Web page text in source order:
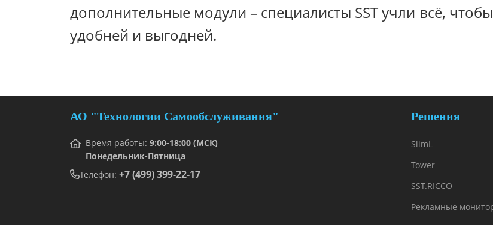
дополнительные модули – специалисты SST учли всё,
удобней и выгодней.
АО "Технологии Самообслуживания"
Время работы: 9:00-18:00 (МСК)
Понедельник-Пятница
Телефон: +7 (499) 399-22-17
Решения
SlimL
Tower
SST.RICCO
Рекламные